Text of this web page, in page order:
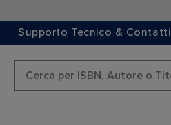
Supporto Tecnico & Contatti